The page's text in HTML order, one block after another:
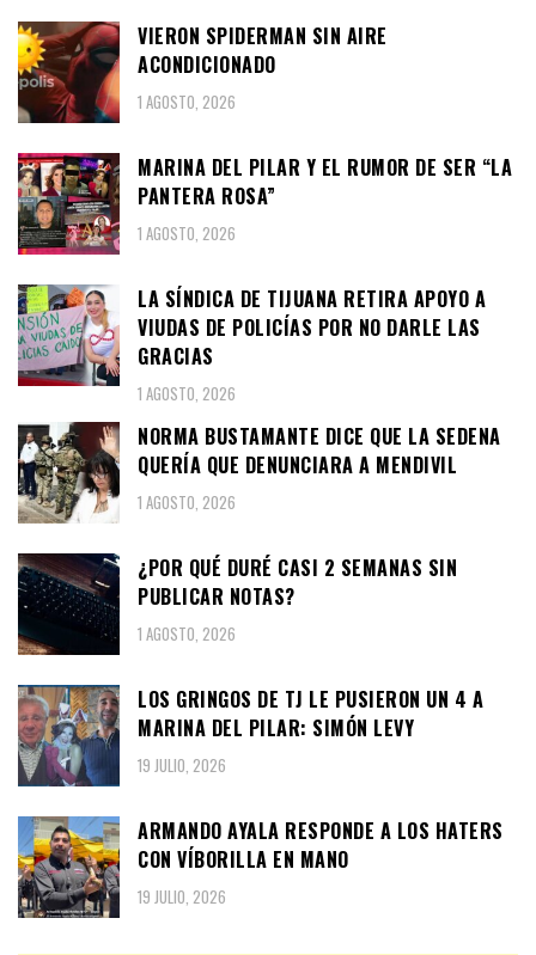
VIERON SPIDERMAN SIN AIRE
ACONDICIONADO
1 AGOSTO, 2026
MARINA DEL PILAR Y EL RUMOR DE SER “LA
PANTERA ROSA”
1 AGOSTO, 2026
LA SÍNDICA DE TIJUANA RETIRA APOYO A
VIUDAS DE POLICÍAS POR NO DARLE LAS
GRACIAS
1 AGOSTO, 2026
NORMA BUSTAMANTE DICE QUE LA SEDENA
QUERÍA QUE DENUNCIARA A MENDIVIL
1 AGOSTO, 2026
¿POR QUÉ DURÉ CASI 2 SEMANAS SIN
PUBLICAR NOTAS?
1 AGOSTO, 2026
LOS GRINGOS DE TJ LE PUSIERON UN 4 A
MARINA DEL PILAR: SIMÓN LEVY
19 JULIO, 2026
ARMANDO AYALA RESPONDE A LOS HATERS
CON VÍBORILLA EN MANO
19 JULIO, 2026